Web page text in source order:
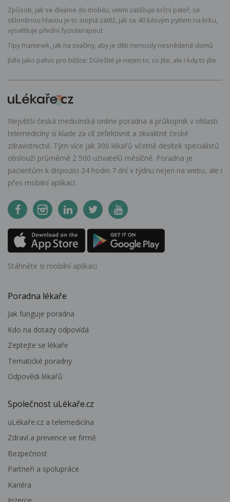
Způsob, jak se díváme do mobilu, velmi zatěžuje krční páteř, se
skloněnou hlavou je to stejná zátěž, jak se 40 kilovým pytlem na krku,
vysvětluje přední fyzioterapeut
Tipy maminek, jak na svačiny, aby je děti nenosily nesnědené domů
Jídlo jako palivo pro běžce: Důležité je nejen to, co jíte, ale i kdy to jíte
Největší česká medicínská online poradna a průkopník v oblasti
telemedicíny si klade za cíl zefektivnit a zkvalitnit české
zdravotnictví. Tým více jak 300 lékařů včetně desítek specialistů
obslouží průměrně 2 500 uživatelů měsíčně. Poradna je
pacientům k dispozici 24 hodin 7 dní v týdnu nejen na webu, ale i
přes mobilní aplikaci.
Stáhněte si mobilní aplikaci
Poradna lékaře
Jak funguje poradna
Kdo na dotazy odpovídá
Zeptejte se lékaře
Tematické poradny
Odpovědi lékařů
Společnost uLékaře.cz
uLékaře.cz a telemedicína
Zdraví a prevence ve firmě
Bezpečnost
Partneři a spolupráce
Kariéra